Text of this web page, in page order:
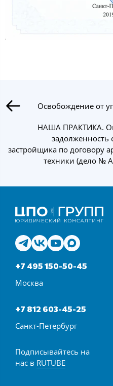
Освобождение от
НАША ПРАКТИКА.
задолженность
застройщика по договору
техники (дело №
+7 495 150-50-45
Москва
+7 812 603-45-25
Санкт-Петербург
Подписывайтесь на
нас в RUTUBE